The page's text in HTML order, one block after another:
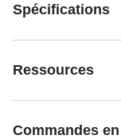
Spécifications
Ressources
Commandes